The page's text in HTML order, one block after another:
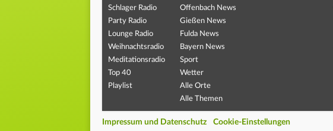
Schlager Radio
Party Radio
Lounge Radio
Weihnachtsradio
Meditationsradio
Top 40
Playlist
Offenbach News
Gießen News
Fulda News
Bayern News
Sport
Wetter
Alle Orte
Alle Themen
Impressum und Datenschutz Cookie-Einstellungen